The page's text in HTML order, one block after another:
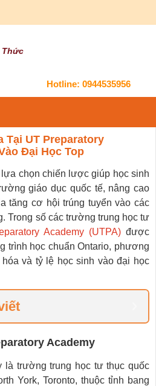
Thức
Hotline: 0944535956
Tại UT Preparatory
Đại Học Top
chọn chiến lược giúp học sinh
giáo dục quốc tế, nâng cao
tăng cơ hội trúng tuyển vào các
Trong số các trường trung học tư
Academy (UTPA) được
trình học chuẩn Ontario, phương
và tỷ lệ học sinh vào đại học
Academy
là trường trung học tư thục quốc
York, Toronto, thuộc tỉnh bang